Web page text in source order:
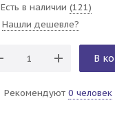
Есть в наличии (121)
Нашли дешевле?
В
Рекомендуют 0 человек